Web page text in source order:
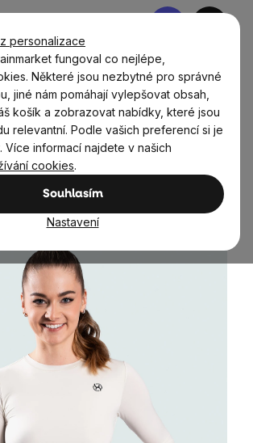
personalizace
fungoval co nejlépe,
Některé jsou nezbytné pro správné
jiné nám pomáhají vylepšovat obsah,
košík a zobrazovat nabídky, které jsou
relevantní. Podle vašich preferencí si je
Více informací najdete v našich
cookies.
Souhlasím
Nastavení
Nákupní
Sportovní oblečení pro ženy
a topy
crop top s dlouhým
Neohodnoceno